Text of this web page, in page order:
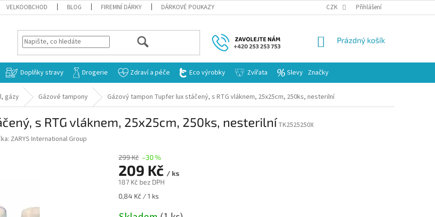
VELKOOBCHOD BLOG FIREMNÍ DÁRKY DÁRKOVÉ POUKAZY CZK Přihlášení
HLEDAT
NÁKUPNÍ
Prázdný košík
Doplňky stravy Drogerie Zdraví a péče Eco výrobky Zvířata Slevy Značky
gázy Gázové tampony Gázový tampon Tupfer lux stáčený, s RTG vláknem, 25x25cm, 250ks, nesterilní
s RTG vláknem, 25x25cm, 250ks, nesterilní TK2525250X
ZARYS International Group
299 Kč –30 %
209 Kč / ks
187 Kč bez DPH
Měrná
0,84 Kč / 1 ks